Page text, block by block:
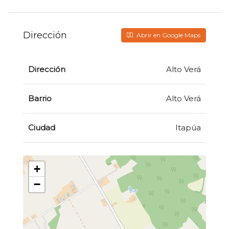
Dirección Abrir en Google Maps
Dirección Alto Verá
Barrio Alto Verá
Ciudad Itapúa
+
−